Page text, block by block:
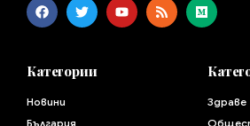
Категории
Новини
България
Здраве